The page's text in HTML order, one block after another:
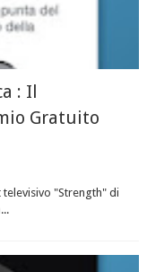
: Il
Gratuito
"Strength" di